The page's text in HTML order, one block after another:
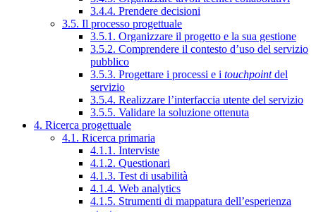
3.4.4. Prendere decisioni
3.5. Il processo progettuale
3.5.1. Organizzare il progetto e la sua gestione
3.5.2. Comprendere il contesto d’uso del servizio
pubblico
3.5.3. Progettare i processi e i touchpointdel
servizio
3.5.4. Realizzare l’interfaccia utente del servizio
3.5.5. Validare la soluzione ottenuta
4. Ricerca progettuale
4.1. Ricerca primaria
4.1.1. Interviste
4.1.2. Questionari
4.1.3. Test di usabilità
4.1.4. Web analytics
4.1.5. Strumenti di mappatura dell’esperienza